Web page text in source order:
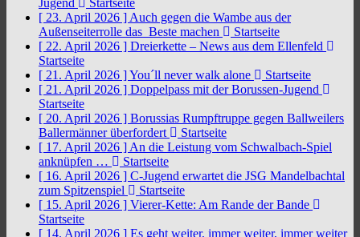
Jugend
Startseite
[ 23. April 2026 ] Auch gegen die Wambe aus der
Außenseiterrolle das Beste machen
Startseite
[ 22. April 2026 ] Dreierkette – News aus dem Ellenfeld
Startseite
[ 21. April 2026 ]You´ll never walk alone
Startseite
[ 21. April 2026 ] Doppelpass mit der Borussen-Jugend
Startseite
[ 20. April 2026 ] Borussias Rumpftruppe gegen Ballweilers
Ballermänner überfordert
Startseite
[ 17. April 2026 ] An die Leistung vom Schwalbach-Spiel
anknüpfen …
Startseite
[ 16. April 2026 ] C-Jugend erwartet die JSG Mandelbachtal
zum Spitzenspiel
Startseite
[ 15. April 2026 ] Vierer-Kette: Am Rande der Bande
Startseite
[ 14. April 2026 ] Es geht weiter, immer weiter, immer weiter